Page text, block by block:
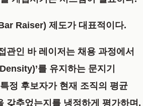
Raiser) 제도가 대표적이다.
관인 바 레이저는 채용 과정에서
를 유지하는 문지기
정 후보자가 현재 조직의 평균
갖추었는지를 냉정하게 평가하며,